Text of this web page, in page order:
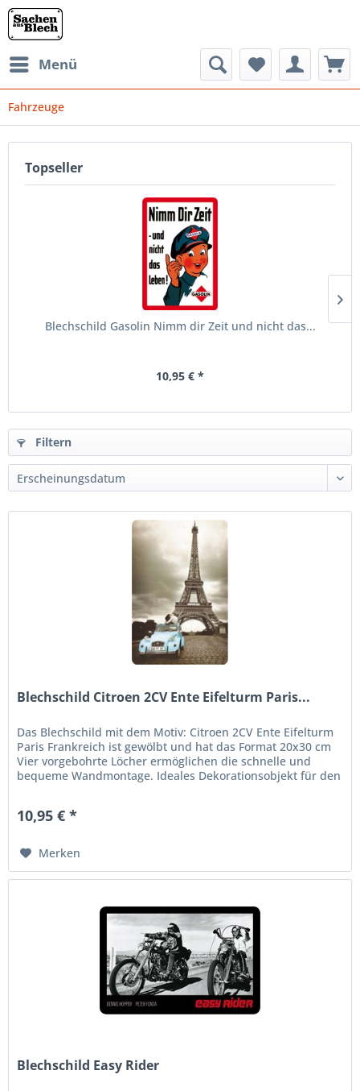
Menü
Fahrzeuge
Topseller
Blechschild Gasolin Nimm dir Zeit und nicht das...
10,95 € *
Filtern
Blechschild Citroen 2CV Ente Eifelturm Paris...
Das Blechschild mit dem Motiv: Citroen 2CV Ente Eifelturm
Paris Frankreich ist gewölbt und hat das Format 20x30 cm
Vier vorgebohrte Löcher ermöglichen die schnelle und
bequeme Wandmontage. Ideales Dekorationsobjekt für den
10,95 € *
Merken
Blechschild Easy Rider